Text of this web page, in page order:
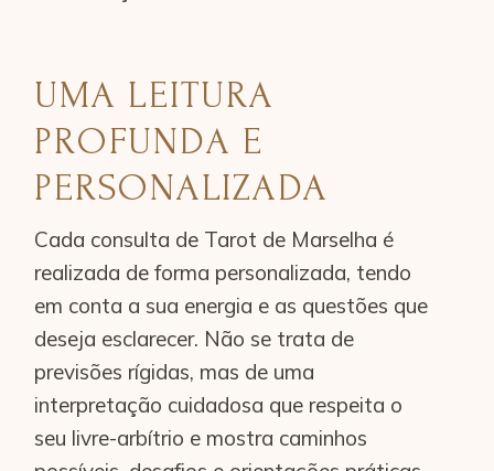
UMA LEITURA
PROFUNDA E
PERSONALIZADA
Cada consulta de Tarot de Marselha é
realizada de forma personalizada, tendo
em conta a sua energia e as questões que
deseja esclarecer. Não se trata de
previsões rígidas, mas de uma
interpretação cuidadosa que respeita o
seu livre-arbítrio e mostra caminhos